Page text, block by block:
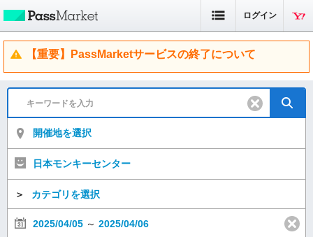
ログイン
【重要】PassMarketサービスの終了について
開催地を選択
日本モンキーセンター
＞ カテゴリを選択
2025/04/05 ～ 2025/04/06